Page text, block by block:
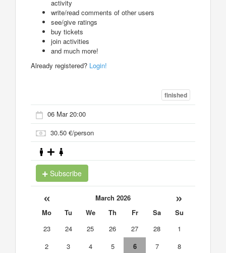
activity
write/read comments of other users
see/give ratings
buy tickets
join activities
and much more!
Already registered? Login!
finished
06 Mar 20:00
30.50 €/person
Subscribe
« March 2026 »
Mo Tu We Th Fr Sa
Su
23
24 25 26 27 28
1
2
3 4 5 6 7
8